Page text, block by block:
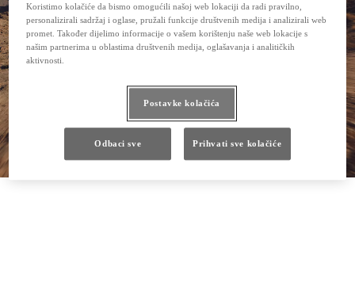
Koristimo kolačiće da bismo omogućili našoj web lokaciji da radi pravilno,
personalizirali sadržaj i oglase, pružali funkcije društvenih medija i analizirali web
promet. Također dijelimo informacije o vašem korištenju naše web lokacije s
našim partnerima u oblastima društvenih medija, oglašavanja i analitičkih
aktivnosti.
Postavke kolačića
Odbaci sve Prihvati sve kolačiće